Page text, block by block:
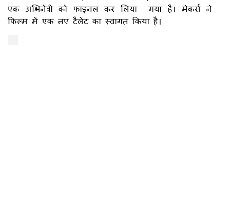
एक अभिनेत्री को फाइनल कर लिया गया है। मेकर्स ने
फिल्म में एक नए टैलेंट का स्वागत किया है।